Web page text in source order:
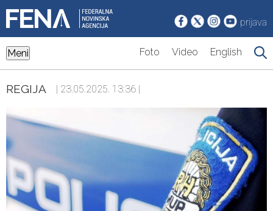
prijava
Meni Foto Video English
REGIJA | 23.05.2025. 13:36 |